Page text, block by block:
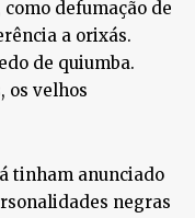
defumação de
a orixás.
de quiumba.
os velhos
tinham anunciado
negras